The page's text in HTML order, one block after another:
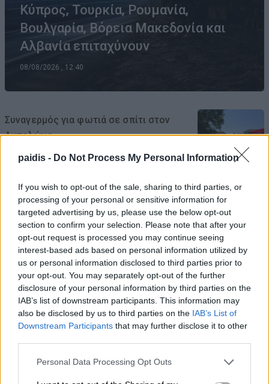
paidis - Do Not Process My Personal Information
If you wish to opt-out of the sale, sharing to third parties, or
processing of your personal or sensitive information for
targeted advertising by us, please use the below opt-out
section to confirm your selection. Please note that after your
opt-out request is processed you may continue seeing
interest-based ads based on personal information utilized by
us or personal information disclosed to third parties prior to
your opt-out. You may separately opt-out of the further
disclosure of your personal information by third parties on the
IAB’s list of downstream participants. This information may
also be disclosed by us to third parties on the IAB’s List of
Downstream Participants that may further disclose it to other
Personal Data Processing Opt Outs
Κύπρος, Τουρκία, Ρουμανία,
Βουλγαρία, Βόρεια Μακεδονία και
Αλβανία επιταχύνουν
08/08/2026 , 12:40
Συναγερμός για φωτιά σε σπίτι στον
Αμπελώνα
08/08/2026 , 12:05
Χρ. Καπετάνος: «Ένα αίτημα 25 ετών
γίνεται πράξη. Εξασφαλίστηκε η
χρηματοδότηση 1,2 εκατ. € για το
Δημοτικό Κτίριο Συκουρίου»
08/08/2026 , 10:53
«Πόσα θέλεις για το κορίτσι;»: Τουρίστας
στην Κρήτη ζητά… τιμή για να ασελγήσει
σε ανήλικη, τι καταγγέλλει ο ιδιοκτήτης